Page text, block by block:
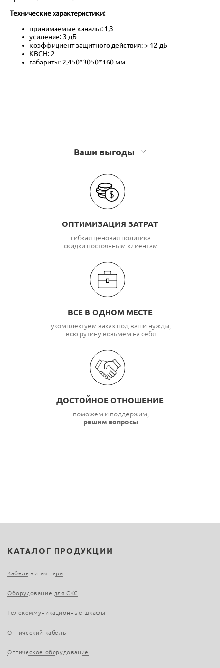
Технические характеристики:
принимаемые каналы: 1,3
усиление: 3 дБ
коэффициент защитного действия: > 12 дБ
КВСН: 2
габариты: 2,450*3050*160 мм
Ваши выгоды
ОПТИМИЗАЦИЯ ЗАТРАТ
гибкая ценовая политика
скидки постоянным клиентам
ВСЕ В ОДНОМ МЕСТЕ
укомплектуем заказ под ваши нужды,
всю рутину возьмем на себя
ДОСТОЙНОЕ ОТНОШЕНИЕ
поможем и поддержим,
решим вопросы
КАТАЛОГ ПРОДУКЦИИ
Кабель витая пара
Оборудование для СКС
Телекоммуникационные шкафы
Оптический кабель
Оптическое оборудование